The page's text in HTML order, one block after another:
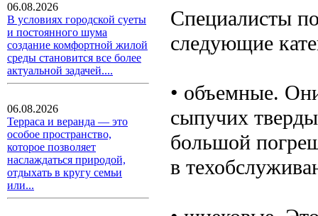
06.08.2026
В условиях городской суеты
и постоянного шума
создание комфортной жилой
среды становится все более
актуальной задачей....
06.08.2026
Терраса и веранда — это
особое пространство,
которое позволяет
наслаждаться природой,
отдыхать в кругу семьи
или...
Специалисты
следующие
• объемные.
сыпучих
большой
в